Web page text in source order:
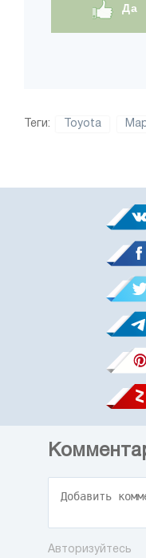
Да
Теги: Toyota
Авторизуйтесь